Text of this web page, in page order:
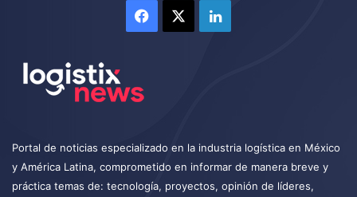
Facebook LinkedIn
Portal de noticias especializado en la industria logística en México
y América Latina, comprometido en informar de manera breve y
práctica temas de: tecnología, proyectos, opinión de líderes,